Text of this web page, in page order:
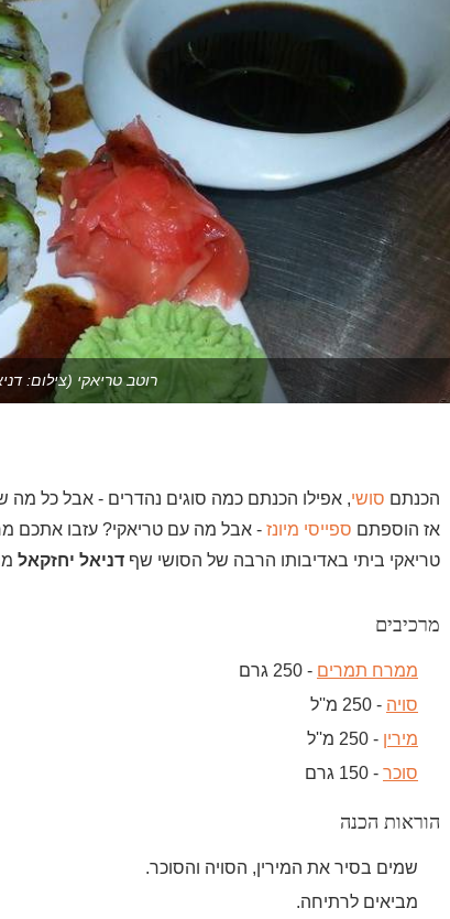
רוטב טריאקי (צילום:
הכנתם סושי, אפילו הכנתם כמה סוגים נהדרים - אבל כל מה
אז הוספתם ספייסי מיונז - אבל מה עם טריאקי? עזבו אתכם
טריאקי ביתי באדיבותו הרבה של הסושי שףדניאל יחזקאל
מרכיבים
ממרח תמרים - 250 גרם
סויה - 250 מ''ל
מירין - 250 מ''ל
סוכר - 150 גרם
הוראות הכנה
שמים בסיר את המירין, הסויה והסוכר.
מביאים לרתיחה.